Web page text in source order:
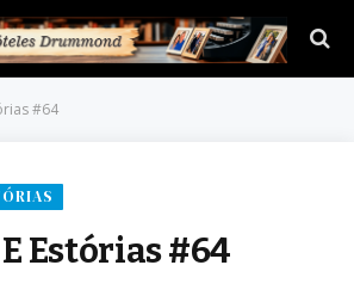
#64
Estórias #64